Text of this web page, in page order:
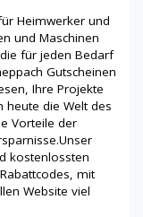
Heimwerker und
und Maschinen
für jeden Bedarf
Gutscheinen
Ihre Projekte
heute die Welt des
Vorteile der
kostenlossten
mit
Website viel